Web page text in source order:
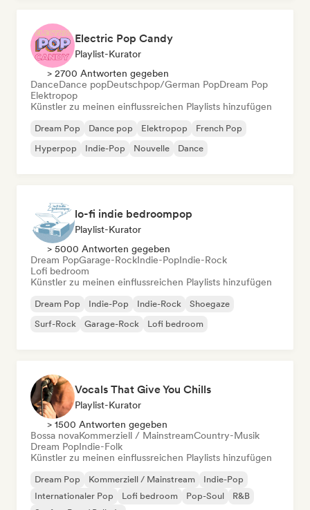
Electric Pop Candy
Playlist-Kurator
> 2700 Antworten gegeben
DanceDance popDeutschpop/German PopDream Pop
Elektropop
Künstler zu meinen einflussreichen Playlists hinzufügen
Dream Pop Dance pop Elektropop
French Pop
Hyperpop
Indie-Pop Nouvelle Dance
lo-fi indie bedroompop
Playlist-Kurator
> 5000 Antworten gegeben
Dream PopGarage-RockIndie-PopIndie-Rock
Lofi bedroom
Künstler zu meinen einflussreichen Playlists hinzufügen
Dream Pop Indie-Pop Indie-Rock
Shoegaze
Surf-Rock
Garage-Rock Lofi bedroom
Vocals That Give You Chills
Playlist-Kurator
> 1500 Antworten gegeben
Bossa novaKommerziell / MainstreamCountry-Musik
Dream PopIndie-Folk
Künstler zu meinen einflussreichen Playlists hinzufügen
Dream Pop Kommerziell / Mainstream
Indie-Pop
Internationaler Pop
Lofi bedroom Pop-Soul
R&B